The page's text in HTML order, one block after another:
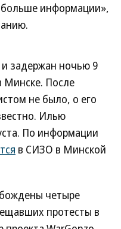
информации»,
задержан ночью 9
Минске. После
не было, о его
Илью
По информации
в СИЗО в Минской
четыре
протесты в